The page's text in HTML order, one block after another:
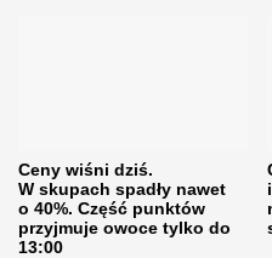
Ceny wiśni dziś.
W skupach spadły nawet
o 40%. Część punktów
przyjmuje owoce tylko do
13:00